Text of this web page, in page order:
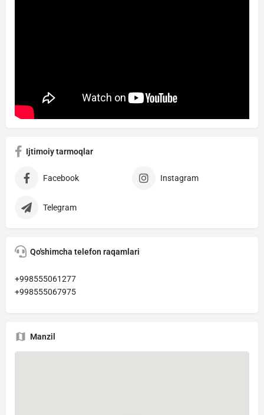
Ijtimoiy tarmoqlar
Facebook Instagram
Telegram
Qo'shimcha telefon raqamlari
+998555061277
+998555067975
Manzil